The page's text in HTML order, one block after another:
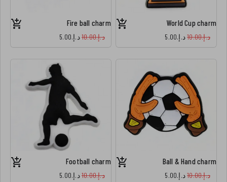
World Cup charm
د.إ.‏10.00 د.إ.‏5.00
Fire ball charm
د.إ.‏10.00 د.إ.‏5.00
Ball & Hand charm
د.إ.‏10.00 د.إ.‏5.00
Football charm
د.إ.‏10.00 د.إ.‏5.00